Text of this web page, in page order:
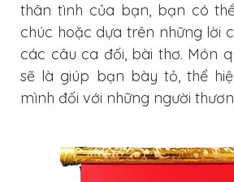
thân tình của bạn, bạn có
chúc hoặc dựa trên những lời
các câu ca đối, bài thơ. Món
sẽ là giúp bạn bày tỏ, thể
mình đối với những người